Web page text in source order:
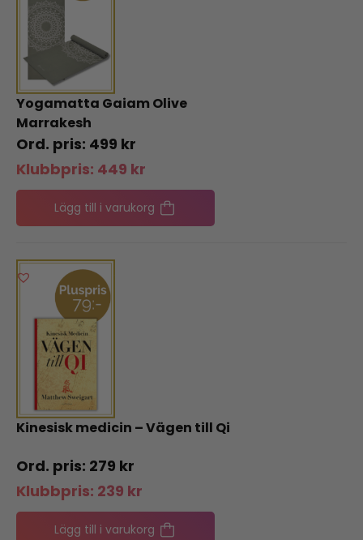
Yogamatta Gaiam Olive
Marrakesh
499 kr
Klubbpris: 449 kr
Lägg till i varukorg
Kinesisk medicin – Vägen till Qi
279 kr
Klubbpris: 239 kr
Lägg till i varukorg